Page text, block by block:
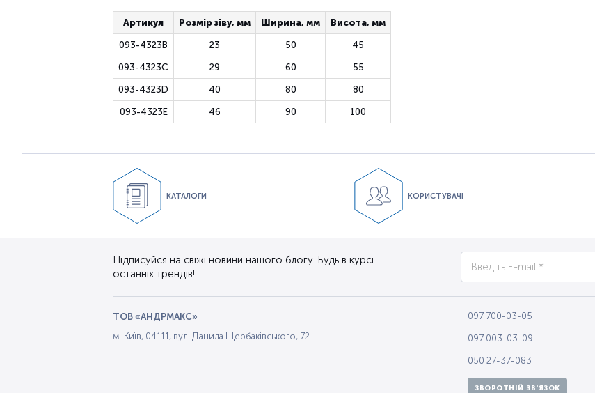
Артикул Розмір зіву, мм Ширина, мм Висота, мм
093-4323B 23 50 45
093-4323C 29 60 55
093-4323D 40 80 80
093-4323E 46 90 100
КАТАЛОГИ КОРИСТУВАЧІ
Підписуйся на свіжі новини нашого блогу. Будь в курсі
останніх трендів!
ТОВ «АНДРМАКС»
м. Київ, 04111, вул. Данила Щербаківського, 72
097 700-03-05
097 003-03-09
050 27-37-083
ЗВОРОТНІЙ ЗВ'ЯЗОК